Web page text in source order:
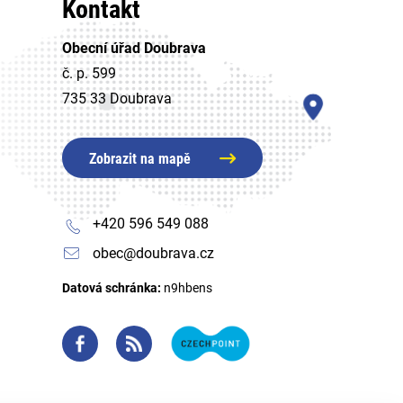
Kontakt
Obecní úřad Doubrava
č. p. 599
735 33 Doubrava
Zobrazit na mapě
+420 596 549 088
obec@doubrava.cz
Datová schránka: n9hbens